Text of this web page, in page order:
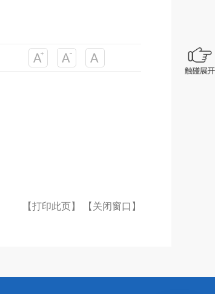
【打印此页】 【关闭窗口】